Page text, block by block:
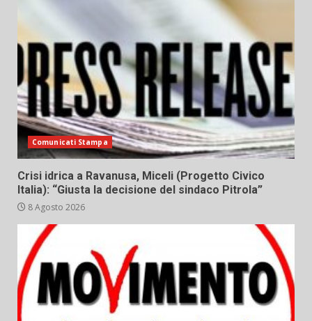
Comunicati Stampa
Crisi idrica a Ravanusa, Miceli (Progetto Civico
Italia): “Giusta la decisione del sindaco Pitrola”
8 Agosto 2026